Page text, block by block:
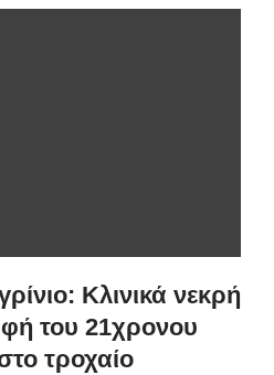
Κλινικά νεκρή
του 21χρονου
τροχαίο